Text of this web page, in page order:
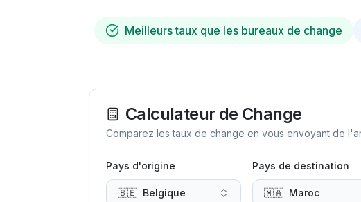
Meilleurs taux que les bureaux de change
Calculateur de Change
Comparez les taux de change en vous envoyant de
Pays d'origine
🇧🇪 Belgique
Pays de destination
🇲🇦 Maroc